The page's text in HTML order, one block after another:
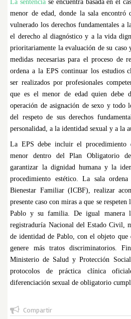
La sentencia se encuentra basada en el
menor de edad, donde la sala encontró
vulnerado los derechos fundamentales a
el derecho al diagnóstico y a la vida
prioritariamente la evaluación de su caso
medidas necesarias para el proceso de
ordena a la EPS continuar los estudios
ser realizados por profesionales
que es el menor de edad quien debe
operación de asignación de sexo y
del respeto de sus derechos
personalidad, a la identidad sexual y a la
La EPS debe incluir el procedimiento
menor dentro del Plan Obligatorio
garantizar la dignidad humana y la
procedimiento estético. La sala
Bienestar Familiar (ICBF), realizar
presente caso con miras a que se respeten
Pablo y su familia. De igual manera
registraduría Nacional del Estado Civil,
de identidad de Pablo, con el objeto
genere más tratos discriminatorios.
Ministerio de Salud y Protección
protocolos de práctica clínica
diferenciación sexual de obligatorio
Compartir